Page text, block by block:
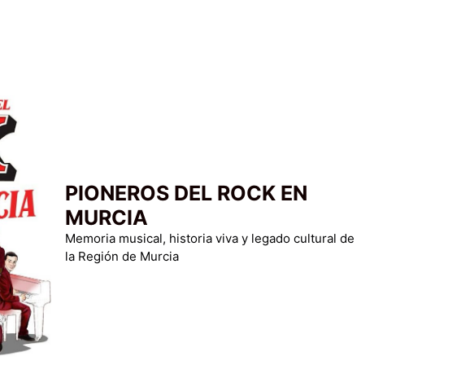
PIONEROS DEL ROCK EN
MURCIA
Memoria musical, historia viva y legado cultural de
la Región de Murcia